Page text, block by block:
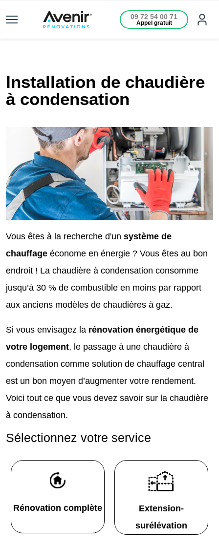
09 72 54 00 71
Appel gratuit
Installation de chaudière
à condensation
Vous êtes à la recherche d'un système de
chauffage économe en énergie ? Vous êtes au bon
endroit ! La chaudière à condensation consomme
jusqu’à 30 % de combustible en moins par rapport
aux anciens modèles de chaudières à gaz.
Si vous envisagez la rénovation énergétique de
votre logement, le passage à une chaudière à
condensation comme solution de chauffage central
est un bon moyen d’augmenter votre rendement.
Voici tout ce que vous devez savoir sur la chaudière
à condensation.
Sélectionnez votre service
Rénovation complète
Extension-
surélévation